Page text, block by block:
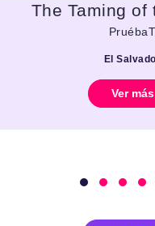
The Taming of
PruébaT
El
Ver más